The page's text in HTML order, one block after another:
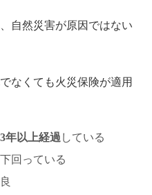
自然災害が原因ではない
なくても火災保険が適用
年以上経過している
回っている